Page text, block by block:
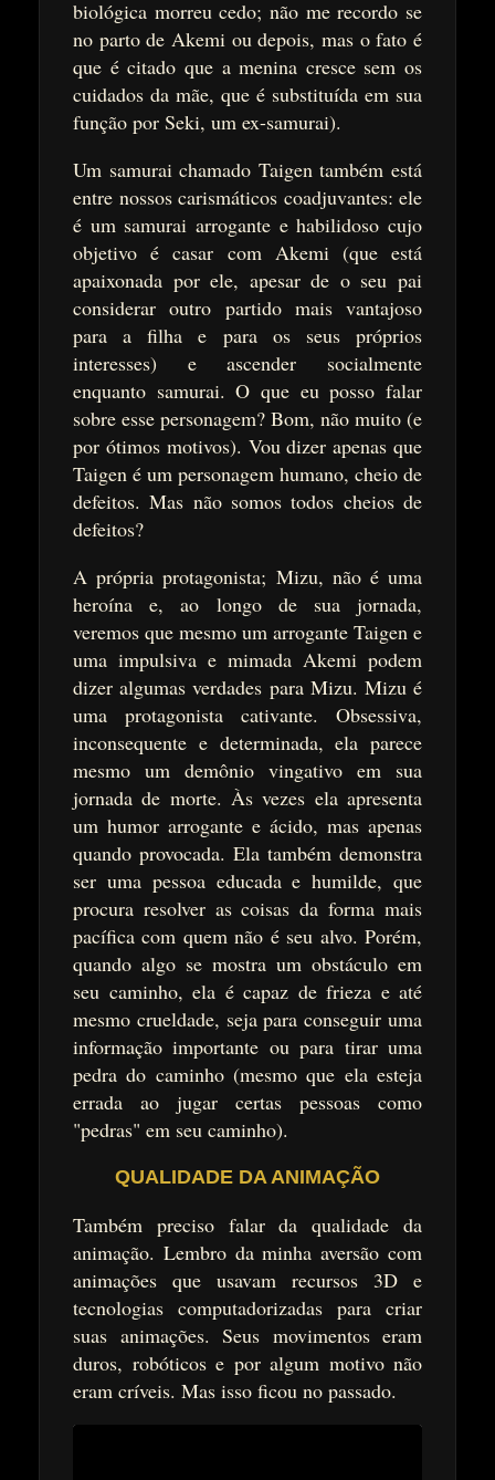
biológica morreu cedo; não me recordo se
no parto de Akemi ou depois, mas o fato é
que é citado que a menina cresce sem os
cuidados da mãe, que é substituída em sua
função por Seki, um ex-samurai).
Um samurai chamado Taigen também está
entre nossos carismáticos coadjuvantes: ele
é um samurai arrogante e habilidoso cujo
objetivo é casar com Akemi (que está
apaixonada por ele, apesar de o seu pai
considerar outro partido mais vantajoso
para a filha e para os seus próprios
interesses) e ascender socialmente
enquanto samurai. O que eu posso falar
sobre esse personagem? Bom, não muito (e
por ótimos motivos). Vou dizer apenas que
Taigen é um personagem humano, cheio de
defeitos. Mas não somos todos cheios de
defeitos?
A própria protagonista; Mizu, não é uma
heroína e, ao longo de sua jornada,
veremos que mesmo um arrogante Taigen e
uma impulsiva e mimada Akemi podem
dizer algumas verdades para Mizu. Mizu é
uma protagonista cativante. Obsessiva,
inconsequente e determinada, ela parece
mesmo um demônio vingativo em sua
jornada de morte. Às vezes ela apresenta
um humor arrogante e ácido, mas apenas
quando provocada. Ela também demonstra
ser uma pessoa educada e humilde, que
procura resolver as coisas da forma mais
pacífica com quem não é seu alvo. Porém,
quando algo se mostra um obstáculo em
seu caminho, ela é capaz de frieza e até
mesmo crueldade, seja para conseguir uma
informação importante ou para tirar uma
pedra do caminho (mesmo que ela esteja
errada ao jugar certas pessoas como
"pedras" em seu caminho).
QUALIDADE DA ANIMAÇÃO
Também preciso falar da qualidade da
animação. Lembro da minha aversão com
animações que usavam recursos 3D e
tecnologias computadorizadas para criar
suas animações. Seus movimentos eram
duros, robóticos e por algum motivo não
eram críveis. Mas isso ficou no passado.